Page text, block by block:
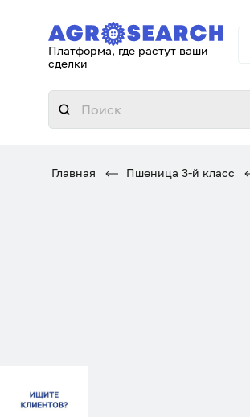
Платформа, где растут ваши
сделки
Главная Пшеница 3-й класс